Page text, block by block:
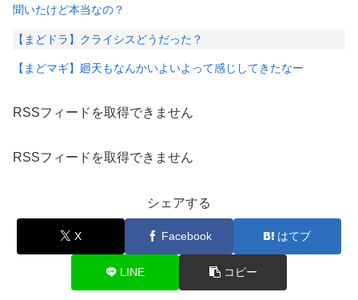
聞いたけど本当なの？
【まどドラ】クライシスどうだった？
【まどマギ】廻天もなんかいよいよって感じしてきたなー
RSSフィードを取得できません
RSSフィードを取得できません
シェアする
X Facebook はてブ
LINE コピー